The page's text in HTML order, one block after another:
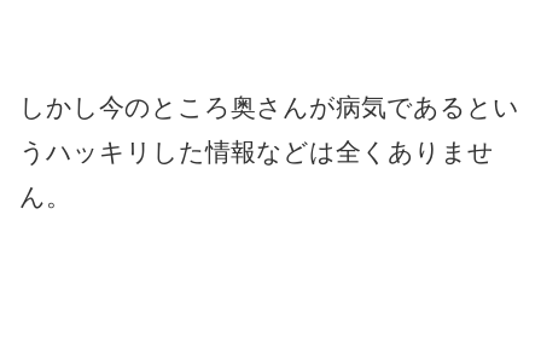
しかし今のところ奥さんが病気であるとい
うハッキリした情報などは全くありませ
ん。